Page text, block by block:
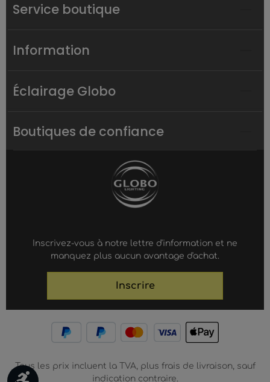
Service boutique
Information
Éclairage Globo
Boutiques de confiance
Inscrivez-vous à notre lettre d'information et ne
manquez plus aucun avantage d'achat.
Inscrire
Tous les prix incluent la TVA, plus frais de livraison, sauf
indication contraire.
Werkzeugleiste anzeigen